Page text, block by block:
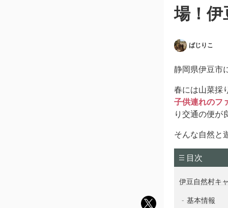
場！
ばじりこ
静岡県伊豆市
春には山菜採
子供連れのフ
り交通の便が
そんな自然と
目次
伊豆自然村キ
基本情報
twit